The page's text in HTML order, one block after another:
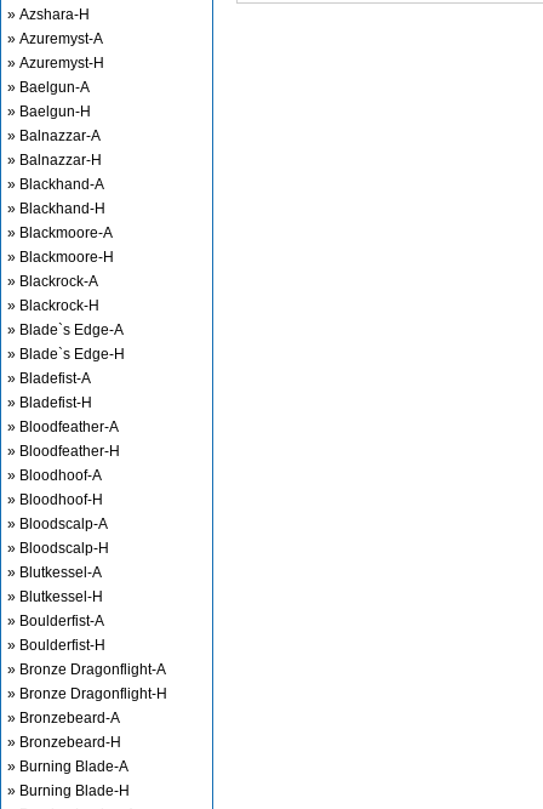
» Azshara-H
» Azuremyst-A
» Azuremyst-H
» Baelgun-A
» Baelgun-H
» Balnazzar-A
» Balnazzar-H
» Blackhand-A
» Blackhand-H
» Blackmoore-A
» Blackmoore-H
» Blackrock-A
» Blackrock-H
» Blade`s Edge-A
» Blade`s Edge-H
» Bladefist-A
» Bladefist-H
» Bloodfeather-A
» Bloodfeather-H
» Bloodhoof-A
» Bloodhoof-H
» Bloodscalp-A
» Bloodscalp-H
» Blutkessel-A
» Blutkessel-H
» Boulderfist-A
» Boulderfist-H
» Bronze Dragonflight-A
» Bronze Dragonflight-H
» Bronzebeard-A
» Bronzebeard-H
» Burning Blade-A
» Burning Blade-H